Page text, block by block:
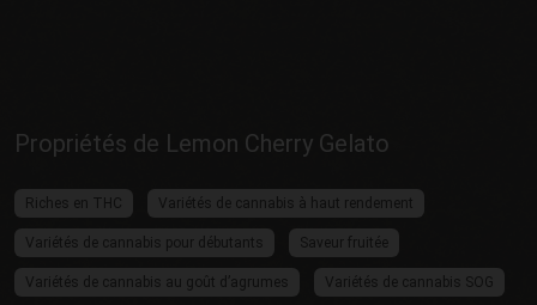
Propriétés de Lemon Cherry Gelato
Riches en THC Variétés de cannabis à haut rendement
Variétés de cannabis pour débutants Saveur fruitée
Variétés de cannabis au goût d’agrumes Variétés de cannabis SOG